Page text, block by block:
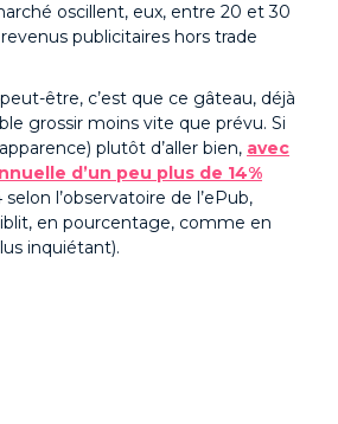
oscillent, eux, entre 20 et 30
publicitaires hors trade
être, c’est que ce gâteau, déjà
grossir moins vite que prévu. Si
plutôt d’aller bien, avec
d’un peu plus de 14%
l’observatoire de l’ePub,
en pourcentage, comme en
inquiétant).